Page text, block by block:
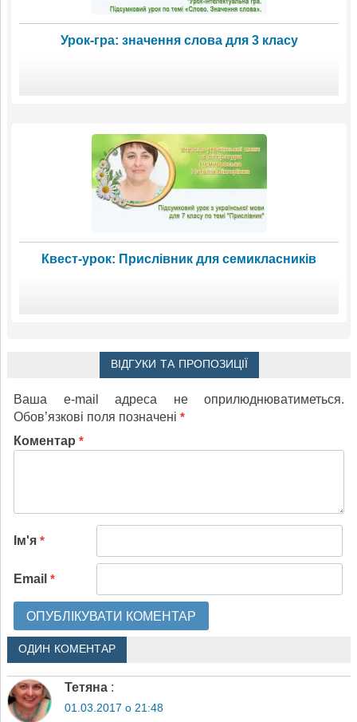
Урок-гра: значення слова для 3 класу
Квест-урок: Прислівник для семикласників
ВІДГУКИ ТА ПРОПОЗИЦІЇ
Ваша e-mail адреса не оприлюднюватиметься.
Обов’язкові поля позначені *
Коментар *
Ім'я *
Email *
ОДИН КОМЕНТАР
Тетяна :
01.03.2017 о 21:48